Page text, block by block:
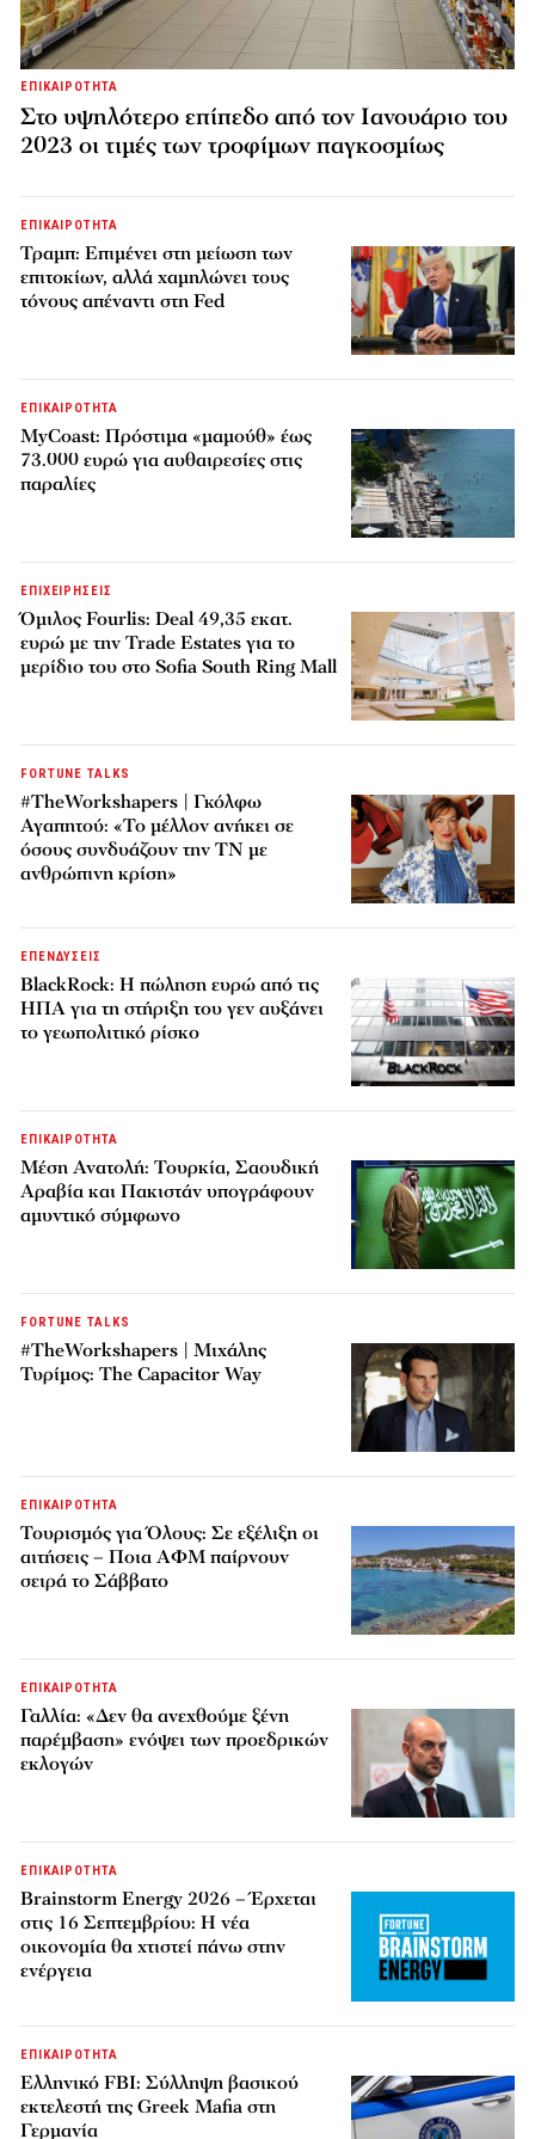
ΕΠΙΚΑΙΡΟΤΗΤΑ
Στο υψηλότερο επίπεδο από τον Ιανουάριο του
2023 οι τιμές των τροφίμων παγκοσμίως
ΕΠΙΚΑΙΡΟΤΗΤΑ
Τραμπ: Επιμένει στη μείωση των
επιτοκίων, αλλά χαμηλώνει τους
τόνους απέναντι στη Fed
ΕΠΙΚΑΙΡΟΤΗΤΑ
MyCoast: Πρόστιμα «μαμούθ» έως
73.000 ευρώ για αυθαιρεσίες στις
παραλίες
ΕΠΙΧΕΙΡΗΣΕΙΣ
Όμιλος Fourlis: Deal 49,35 εκατ.
ευρώ με την Trade Estates για το
μερίδιο του στο Sofia South Ring Mall
FORTUNE TALKS
#TheWorkshapers | Γκόλφω
Αγαπητού: «Το μέλλον ανήκει σε
όσους συνδυάζουν την ΤΝ με
ανθρώπινη κρίση»
ΕΠΕΝΔΥΣΕΙΣ
BlackRock: Η πώληση ευρώ από τις
ΗΠΑ για τη στήριξη του γεν αυξάνει
το γεωπολιτικό ρίσκο
ΕΠΙΚΑΙΡΟΤΗΤΑ
Μέση Ανατολή: Τουρκία, Σαουδική
Αραβία και Πακιστάν υπογράφουν
αμυντικό σύμφωνο
FORTUNE TALKS
#TheWorkshapers | Μιχάλης
Τυρίμος: The Capacitor Way
ΕΠΙΚΑΙΡΟΤΗΤΑ
Τουρισμός για Όλους: Σε εξέλιξη οι
αιτήσεις – Ποια ΑΦΜ παίρνουν
σειρά το Σάββατο
ΕΠΙΚΑΙΡΟΤΗΤΑ
Γαλλία: «Δεν θα ανεχθούμε ξένη
παρέμβαση» ενόψει των προεδρικών
εκλογών
ΕΠΙΚΑΙΡΟΤΗΤΑ
Brainstorm Energy 2026 – Έρχεται
στις 16 Σεπτεμβρίου: Η νέα
οικονομία θα χτιστεί πάνω στην
ενέργεια
ΕΠΙΚΑΙΡΟΤΗΤΑ
Ελληνικό FBI: Σύλληψη βασικού
εκτελεστή της Greek Mafia στη
Γερμανία